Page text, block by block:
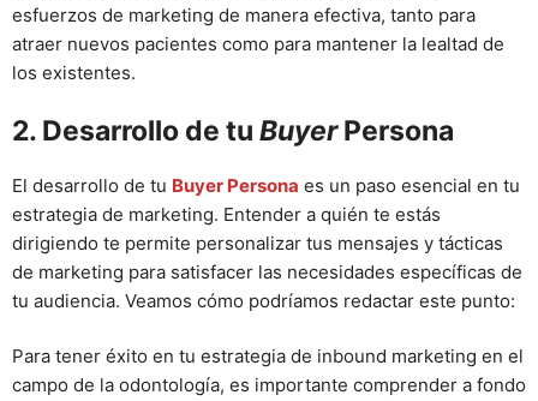
esfuerzos de marketing de manera efectiva, tanto para
atraer nuevos pacientes como para mantener la lealtad de
los existentes.
2. Desarrollo de tu BuyerPersona
El desarrollo de tu Buyer Persona es un paso esencial en tu
estrategia de marketing. Entender a quién te estás
dirigiendo te permite personalizar tus mensajes y tácticas
de marketing para satisfacer las necesidades específicas de
tu audiencia. Veamos cómo podríamos redactar este punto:
Para tener éxito en tu estrategia de inbound marketing en el
campo de la odontología, es importante comprender a fondo